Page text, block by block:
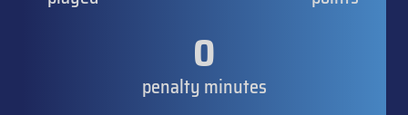
0
penalty minutes